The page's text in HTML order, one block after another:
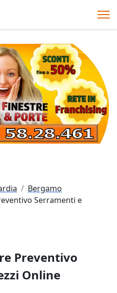
Bergamo
Serramenti e
Preventivo
Online